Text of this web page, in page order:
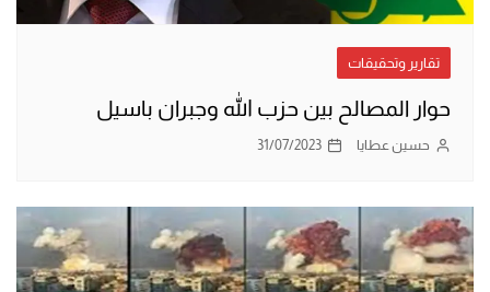
تقارير وتحقيقات
حوار المصالح بين حزب الله وجبران باسيل
حسين عطايا 31/07/2023